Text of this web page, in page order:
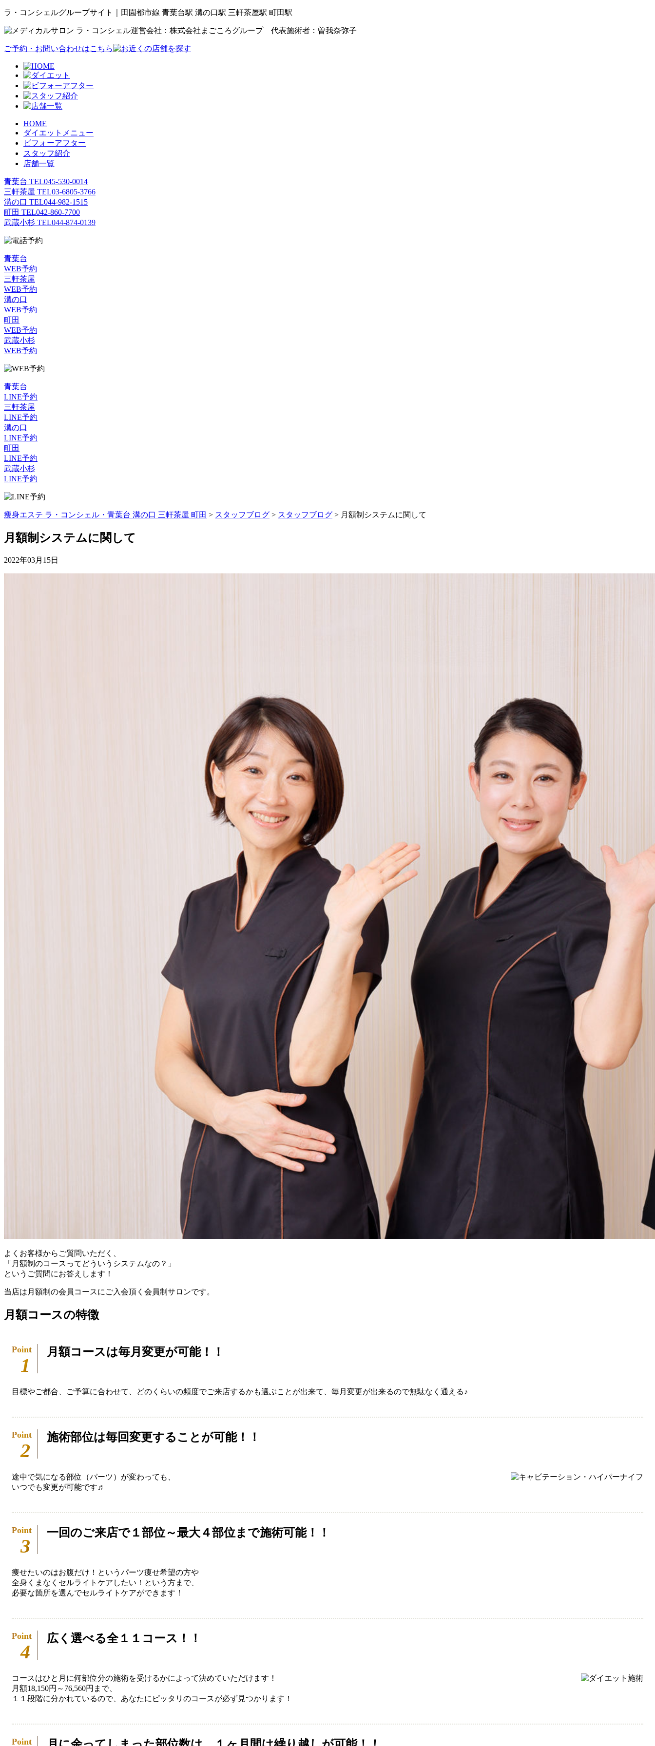
ラ・コンシェルグループサイト｜田園都市線 青葉台駅 溝の口駅 三軒茶屋駅 町田駅
運営会社：株式会社まごころグループ 代表施術者：曽我奈弥子
ご予約・お問い合わせはこちら
HOME
ダイエットメニュー
ビフォーアフター
スタッフ紹介
店舗一覧
青葉台 TEL045-530-0014
三軒茶屋 TEL03-6805-3766
溝の口 TEL044-982-1515
町田 TEL042-860-7700
武蔵小杉 TEL044-874-0139
青葉台
WEB予約
三軒茶屋
WEB予約
溝の口
WEB予約
町田
WEB予約
武蔵小杉
WEB予約
青葉台
LINE予約
三軒茶屋
LINE予約
溝の口
LINE予約
町田
LINE予約
武蔵小杉
LINE予約
痩身エステ ラ・コンシェル・青葉台 溝の口 三軒茶屋 町田 > スタッフブログ > スタッフブログ > 月額制システムに関して
月額制システムに関して
2022年03月15日
よくお客様からご質問いただく、
「月額制のコースってどういうシステムなの？」
というご質問にお答えします！
当店は月額制の会員コースにご入会頂く会員制サロンです。
月額コースの特徴
月額コースは毎月変更が可能！！
目標やご都合、ご予算に合わせて、どのくらいの頻度でご来店するかも選ぶことが出来て、毎月変更が出来るので無駄なく通える♪
施術部位は毎回変更することが可能！！
途中で気になる部位（パーツ）が変わっても、
いつでも変更が可能です♬
一回のご来店で１部位～最大４部位まで施術可能！！
痩せたいのはお腹だけ！というパーツ痩せ希望の方や
全身くまなくセルライトケアしたい！という方まで、
必要な箇所を選んでセルライトケアができます！
広く選べる全１１コース！！
コースはひと月に何部位分の施術を受けるかによって決めていただけます！
月額18,150円～76,560円まで、
１１段階に分かれているので、あなたにピッタリのコースが必ず見つかります！